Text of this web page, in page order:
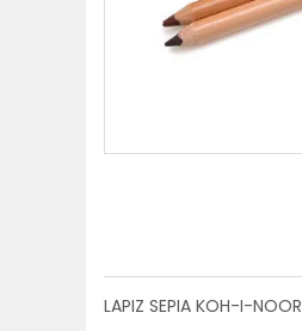
LAPIZ SEPIA KOH-I-NOOR